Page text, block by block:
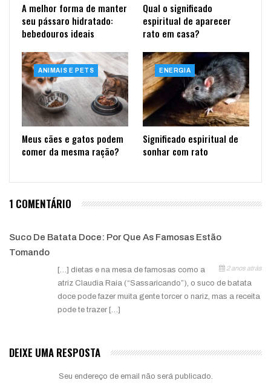
A melhor forma de manter
seu pássaro hidratado:
bebedouros ideais
Qual o significado
espiritual de aparecer
rato em casa?
ANIMAIS E PETS
Meus cães e gatos podem
comer da mesma ração?
ENERGIA
Significado espiritual de
sonhar com rato
1 COMENTÁRIO
Suco De Batata Doce: Por Que As Famosas Estão
Tomando
2 anos atrás
[…] dietas e na mesa de famosas como a
atriz Claudia Raia (“Sassaricando”), o suco de batata
doce pode fazer muita gente torcer o nariz, mas a receita
pode te trazer […]
DEIXE UMA RESPOSTA
Seu endereço de email não será publicado.